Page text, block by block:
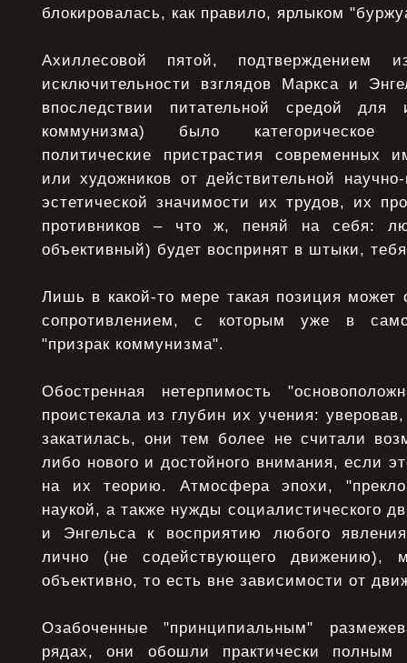
блокировалась, как правило, ярлыком
Ахиллесовой пятой, подтверждением
исключительности взглядов Маркса и
впоследствии питательной средой для
коммунизма) было категорическое
политические пристрастия современных
или художников от действительной
эстетической значимости их трудов, их
противников – что ж, пеняй на себя:
объективный) будет воспринят в штыки,
Лишь в какой-то мере такая позиция
сопротивлением, с которым уже в
"призрак коммунизма".
Обостренная нетерпимость
проистекала из глубин их учения:
закатилась, они тем более не считали
либо нового и достойного внимания, если
на их теорию. Атмосфера эпохи,
наукой, а также нужды социалистического
и Энгельса к восприятию любого
лично (не содействующего движению),
объективно, то есть вне зависимости от
Озабоченные "принципиальным"
рядах, они обошли практически полным